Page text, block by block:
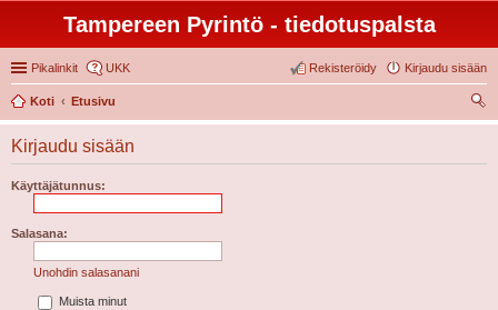
Tampereen Pyrintö - tiedotuspalsta
Pikalinkit UKK Kirjaudu sisään
Rekisteröidy
Koti
Etusivu
tsi
Kirjaudu sisään
Käyttäjätunnus:
Salasana:
Unohdin salasanani
Muista minut